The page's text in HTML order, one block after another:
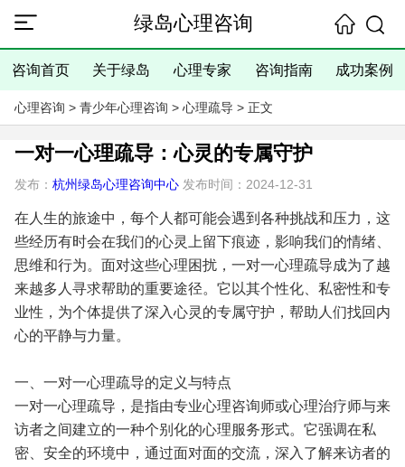
绿岛心理咨询
咨询首页 关于绿岛 心理专家 咨询指南 成功案例
心理咨询 > 青少年心理咨询 > 心理疏导 > 正文
一对一心理疏导：心灵的专属守护
发布： 杭州绿岛心理咨询中心发布时间：2024-12-31
在人生的旅途中，每个人都可能会遇到各种挑战和压力，这
些经历有时会在我们的心灵上留下痕迹，影响我们的情绪、
思维和行为。面对这些心理困扰，一对一心理疏导成为了越
来越多人寻求帮助的重要途径。它以其个性化、私密性和专
业性，为个体提供了深入心灵的专属守护，帮助人们找回内
心的平静与力量。
一、一对一心理疏导的定义与特点
一对一心理疏导，是指由专业心理咨询师或心理治疗师与来
访者之间建立的一种个别化的心理服务形式。它强调在私
密、安全的环境中，通过面对面的交流，深入了解来访者的